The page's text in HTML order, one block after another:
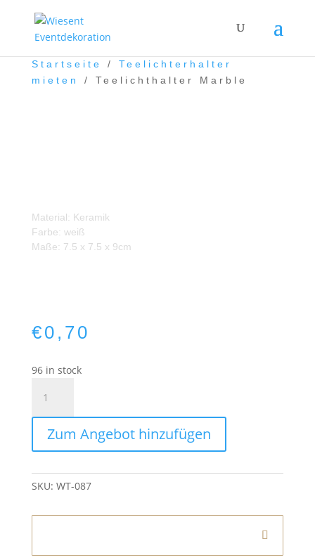
Startseite / Teelichterhalter
mieten
/ Teelichthalter Marble
Material: Keramik
Farbe: weiß
Maße: 7.5 x 7.5 x 9cm
€0,70
96 in stock
Marble
quantity
Zum Angebot hinzufügen
SKU: WT-087